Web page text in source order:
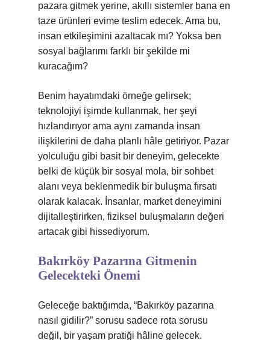
pazara gitmek yerine, akıllı sistemler bana en
taze ürünleri evime teslim edecek. Ama bu,
insan etkileşimini azaltacak mı? Yoksa ben
sosyal bağlarımı farklı bir şekilde mi
kuracağım?
Benim hayatımdaki örneğe gelirsek;
teknolojiyi işimde kullanmak, her şeyi
hızlandırıyor ama aynı zamanda insan
ilişkilerini de daha planlı hâle getiriyor. Pazar
yolculuğu gibi basit bir deneyim, gelecekte
belki de küçük bir sosyal mola, bir sohbet
alanı veya beklenmedik bir buluşma fırsatı
olarak kalacak. İnsanlar, market deneyimini
dijitalleştirirken, fiziksel buluşmaların değeri
artacak gibi hissediyorum.
Bakırköy Pazarına Gitmenin
Gelecekteki Önemi
Geleceğe baktığımda, “Bakırköy pazarına
nasıl gidilir?” sorusu sadece rota sorusu
değil, bir yaşam pratiği hâline gelecek.